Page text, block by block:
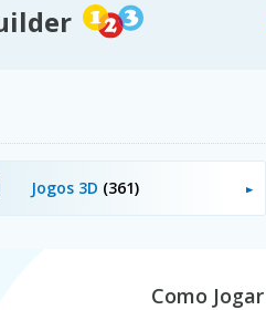
Jogos 3D (361)
Como